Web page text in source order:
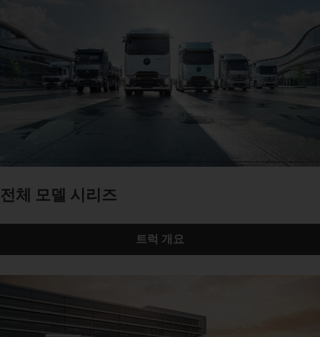
전체 모델 시리즈
트럭 개요